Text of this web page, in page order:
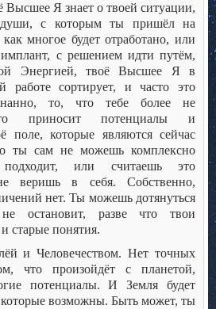
Я знает о твоей ситуации,
души, с которым ты пришёл на
многое будет отработано, или
с решением идти путём,
Энергией, твоё Высшее Я в
работе сортирует, и часто это
то, что тебе более не
приносит потенциалы и
поле, которые являются сейчас
ты сам не можешь комплексно
или считаешь это
веришь в себя. Собственно,
нет. Ты можешь дотянуться
остановит, разве что твои
старые понятия.
и Человечеством. Нет точных
что произойдёт с планетой,
потенциалы. И Земля будет
возможны. Быть может, ты